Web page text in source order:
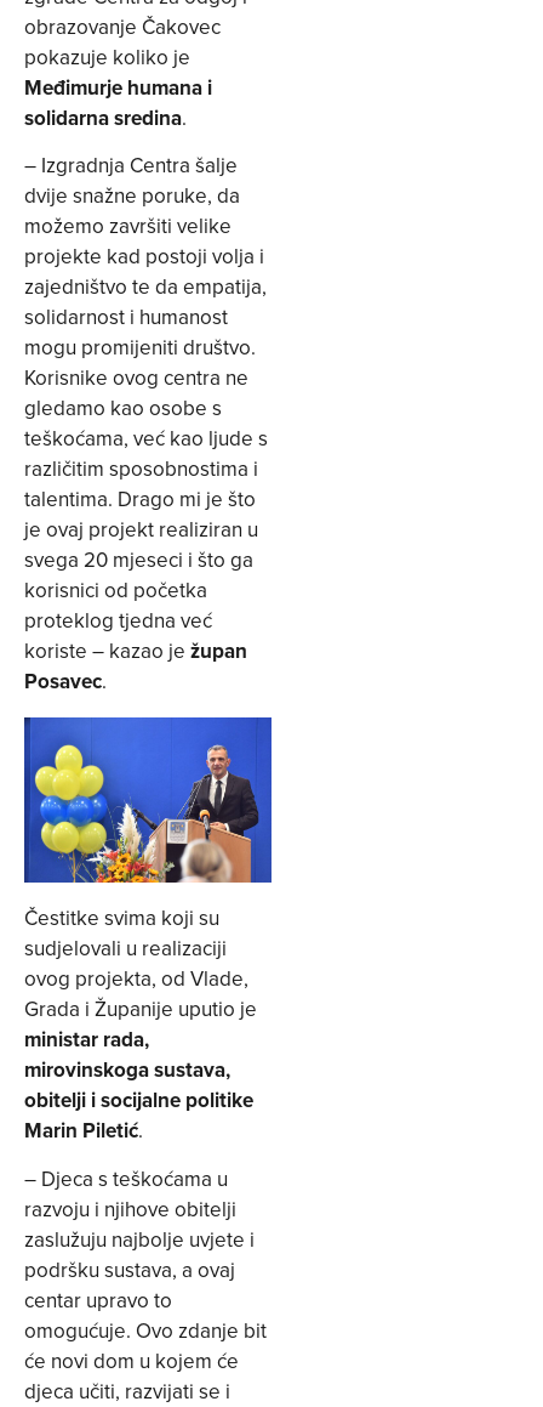
obrazovanje Čakovec
pokazuje koliko je
Međimurje humana i
solidarna sredina.
– Izgradnja Centra šalje
dvije snažne poruke, da
možemo završiti velike
projekte kad postoji volja i
zajedništvo te da empatija,
solidarnost i humanost
mogu promijeniti društvo.
Korisnike ovog centra ne
gledamo kao osobe s
teškoćama, već kao ljude s
različitim sposobnostima i
talentima. Drago mi je što
je ovaj projekt realiziran u
svega 20 mjeseci i što ga
korisnici od početka
proteklog tjedna već
koriste – kazao je župan
Posavec.
Čestitke svima koji su
sudjelovali u realizaciji
ovog projekta, od Vlade,
Grada i Županije uputio je
ministar rada,
mirovinskoga sustava,
obitelji i socijalne politike
Marin Piletić.
– Djeca s teškoćama u
razvoju i njihove obitelji
zaslužuju najbolje uvjete i
podršku sustava, a ovaj
centar upravo to
omogućuje. Ovo zdanje bit
će novi dom u kojem će
djeca učiti, razvijati se i